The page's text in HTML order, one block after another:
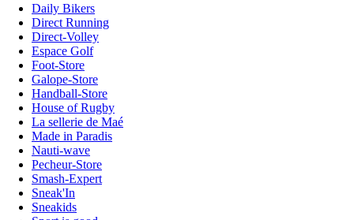
Daily Bikers
Direct Running
Direct-Volley
Espace Golf
Foot-Store
Galope-Store
Handball-Store
House of Rugby
La sellerie de Maé
Made in Paradis
Nauti-wave
Pecheur-Store
Smash-Expert
Sneak'In
Sneakids